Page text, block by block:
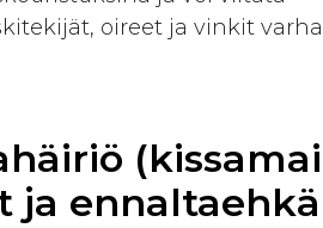
oireet ja vinkit
ja